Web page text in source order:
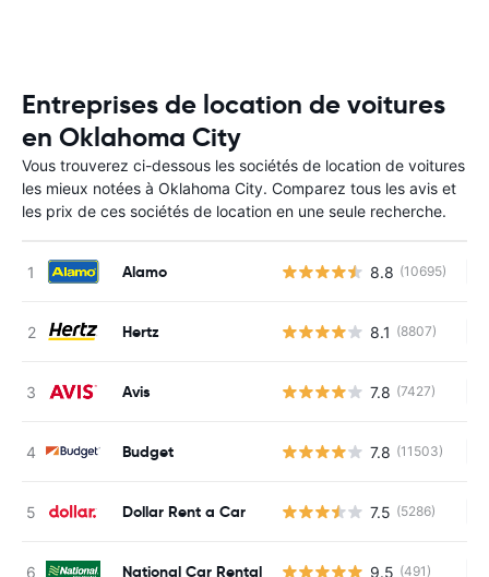
Entreprises de location de voitures
en Oklahoma City
Vous trouverez ci-dessous les sociétés de location de voitures
les mieux notées à Oklahoma City. Comparez tous les avis et
les prix de ces sociétés de location en une seule recherche.
Alamo 8.8 (10695)
Hertz 8.1 (8807)
Avis 7.8 (7427)
Budget 7.8 (11503)
Dollar Rent a Car 7.5 (5286)
National Car Rental 9.5 (491)